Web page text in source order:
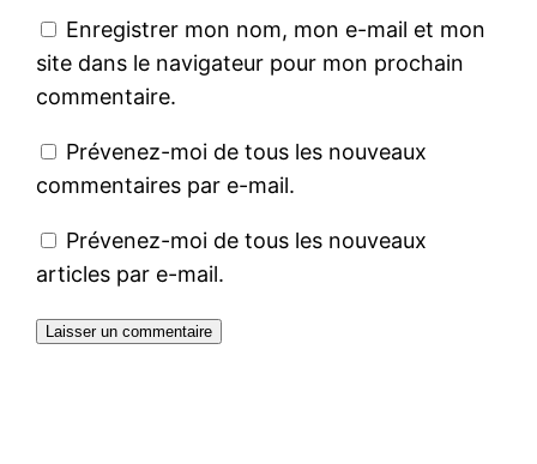
Enregistrer mon nom, mon e-mail et mon
site dans le navigateur pour mon prochain
commentaire.
Prévenez-moi de tous les nouveaux
commentaires par e-mail.
Prévenez-moi de tous les nouveaux
articles par e-mail.